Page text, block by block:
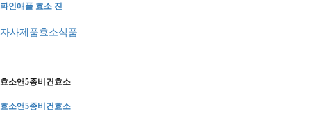
파인애플 효소 진
자사제품효소식품
효소앤5종비건효소
효소앤5종비건효소